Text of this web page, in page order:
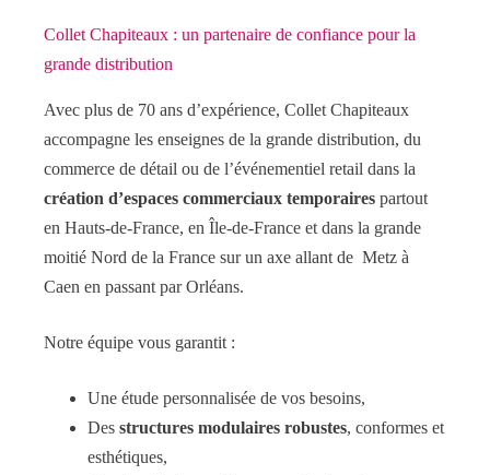
Collet Chapiteaux : un partenaire de confiance pour la
grande distribution
Avec plus de 70 ans d’expérience, Collet Chapiteaux
accompagne les enseignes de la grande distribution, du
commerce de détail ou de l’événementiel retail dans la
création d’espaces commerciaux temporaires partout
en Hauts-de-France, en Île-de-France et dans la grande
moitié Nord de la France sur un axe allant de Metz à
Caen en passant par Orléans.
Notre équipe vous garantit :
Une étude personnalisée de vos besoins,
Des structures modulaires robustes, conformes et
esthétiques,